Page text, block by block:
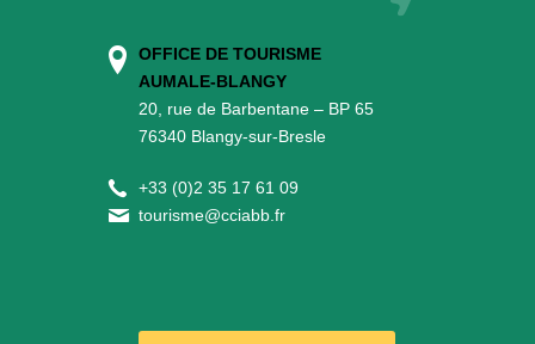
OFFICE DE TOURISME
AUMALE-BLANGY
20, rue de Barbentane – BP 65
76340 Blangy-sur-Bresle
+33 (0)2 35 17 61 09
tourisme@cciabb.fr